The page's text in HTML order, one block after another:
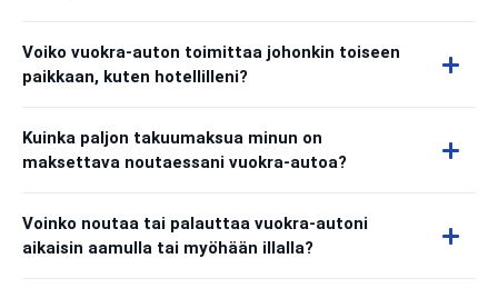
Voiko vuokra-auton toimittaa johonkin toiseen
paikkaan, kuten hotellilleni?
Kuinka paljon takuumaksua minun on
maksettava noutaessani vuokra-autoa?
Voinko noutaa tai palauttaa vuokra-autoni
aikaisin aamulla tai myöhään illalla?